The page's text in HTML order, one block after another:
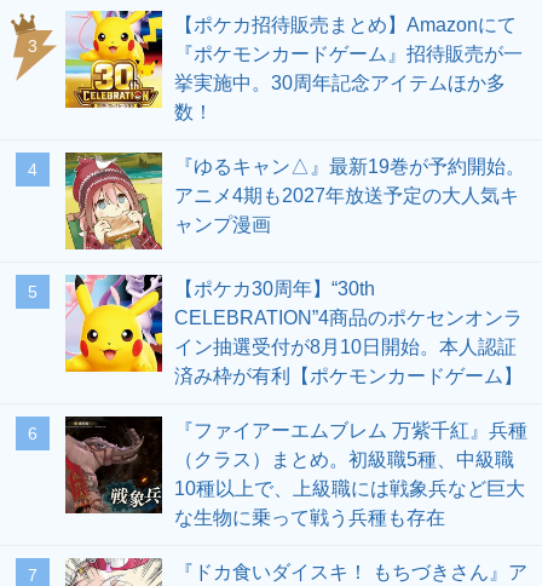
3
【ポケカ招待販売まとめ】Amazonにて
『ポケモンカードゲーム』招待販売が一
挙実施中。30周年記念アイテムほか多
数！
4
『ゆるキャン△』最新19巻が予約開始。
アニメ4期も2027年放送予定の大人気キ
ャンプ漫画
5
【ポケカ30周年】“30th
CELEBRATION”4商品のポケセンオンラ
イン抽選受付が8月10日開始。本人認証
済み枠が有利【ポケモンカードゲーム】
6
『ファイアーエムブレム 万紫千紅』兵種
（クラス）まとめ。初級職5種、中級職
10種以上で、上級職には戦象兵など巨大
な生物に乗って戦う兵種も存在
7
『ドカ食いダイスキ！ もちづきさん』ア